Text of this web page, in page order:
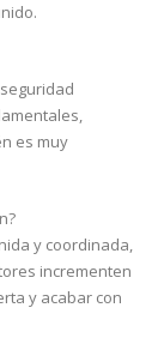
es muy
y coordinada,
incrementen
y acabar con